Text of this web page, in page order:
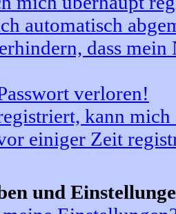
automatisch
dass
verloren!
kann
einiger Zeit
und